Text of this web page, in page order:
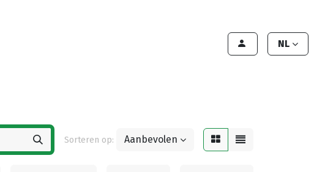
NL
Sorteren op: Aanbevolen